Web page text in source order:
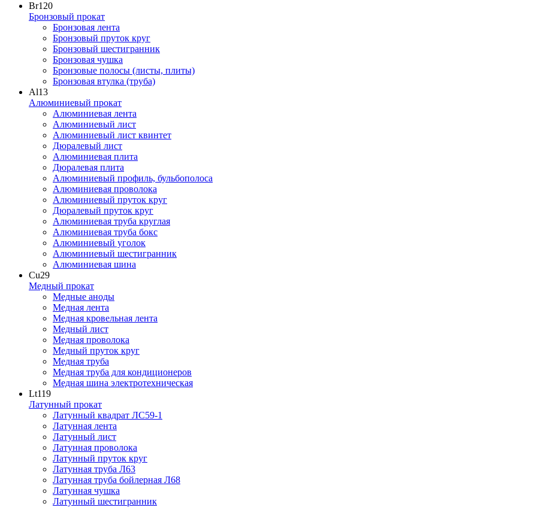
Br120
Бронзовый прокат
Бронзовая лента
Бронзовый пруток круг
Бронзовый шестигранник
Бронзовая чушка
Бронзовые полосы (листы, плиты)
Бронзовая втулка (труба)
Al13
Алюминиевый прокат
Алюминиевая лента
Алюминиевый лист
Алюминиевый лист квинтет
Дюралевый лист
Алюминиевая плита
Дюралевая плита
Алюминиевый профиль, бульбополоса
Алюминиевая проволока
Алюминиевый пруток круг
Дюралевый пруток круг
Алюминиевая труба круглая
Алюминиевая труба бокс
Алюминиевый уголок
Алюминиевый шестигранник
Алюминиевая шина
Cu29
Медный прокат
Медные аноды
Медная лента
Медная кровельная лента
Медный лист
Медная проволока
Медный пруток круг
Медная труба
Медная труба для кондиционеров
Медная шина электротехническая
Lt119
Латунный прокат
Латунный квадрат ЛС59-1
Латунная лента
Латунный лист
Латунная проволока
Латунный пруток круг
Латунная труба Л63
Латунная труба бойлерная Л68
Латунная чушка
Латунный шестигранник